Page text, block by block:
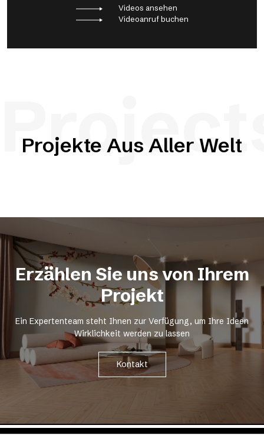
Videos ansehen
Videoanruf buchen
Projekte Aus Aller Welt
Erzählen Sie uns von Ihrem
Projekt
Ein Expertenteam steht Ihnen zur Verfügung, um Ihre Ideen
Wirklichkeit werden zu lassen
Kontakt